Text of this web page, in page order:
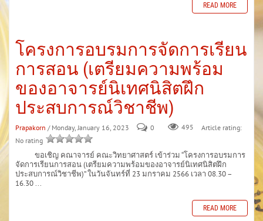
READ MORE
โครงการอบรมการจัดการเรียน
การสอน (เตรียมความพร้อม
ของอาจารย์นิเทศนิสิตฝึก
ประสบการณ์วิชาชีพ)
Prapakorn / Monday, January 16, 2023 0 495
Article rating:
No rating
ขอเชิญ คณาจารย์ คณะวิทยาศาสตร์ เข้าร่วม “โครงการอบรมการ
จัดการเรียนการสอน (เตรียมความพร้อมของอาจารย์นิเทศนิสิตฝึก
ประสบการณ์วิชาชีพ)” ในวันจันทร์ที่ 23 มกราคม 2566 เวลา 08.30 –
16.30 ...
READ MORE